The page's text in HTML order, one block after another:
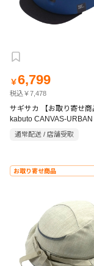
￥6,799
税込￥7,478
サギサカ 【お取り寄せ商
kabuto CANVAS-
Cアーバン M-L 57-59cm
ビー
通常配送 / 店舗受取
お取り寄せ商品